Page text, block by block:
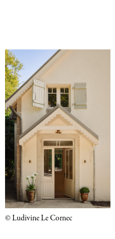
© Ludivine Le Cornec